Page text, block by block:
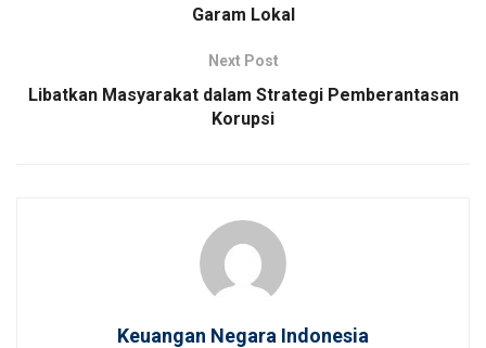
Garam Lokal
Next Post
Libatkan Masyarakat dalam Strategi Pemberantasan
Korupsi
Keuangan Negara Indonesia